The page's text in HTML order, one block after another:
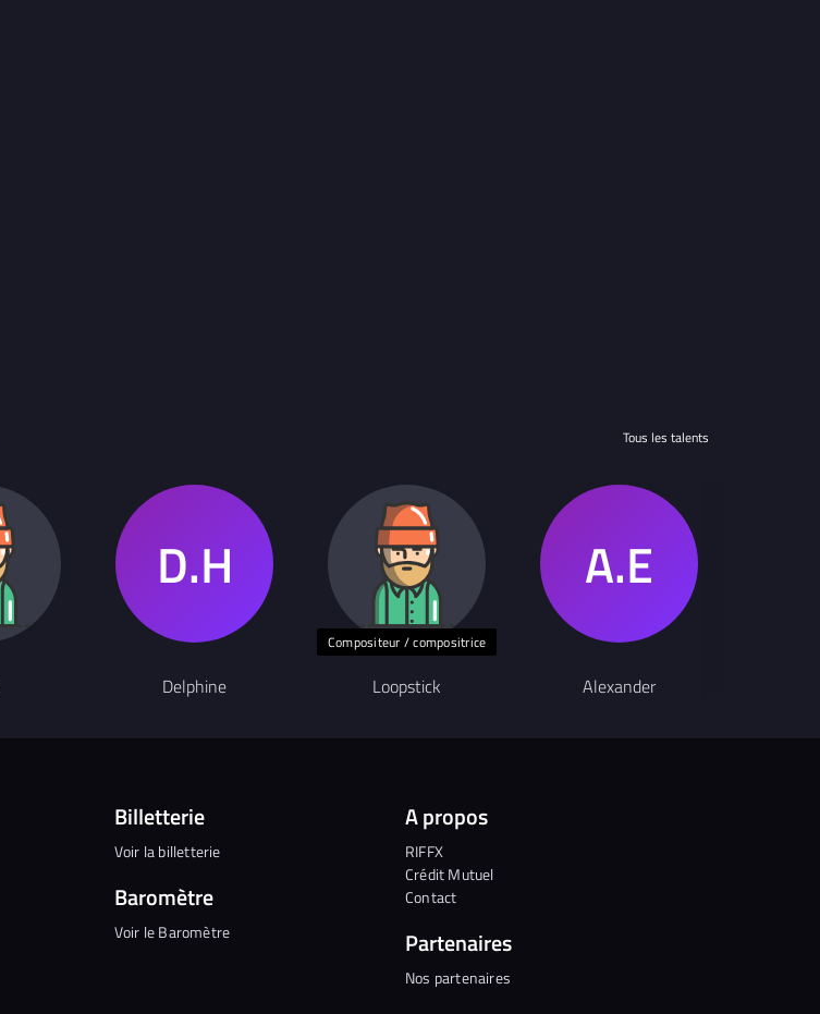
Tous les talents
Delphine
Compositeur / compositrice
Loopstick Alexander
Billetterie
Voir la billetterie
Baromètre
Voir le Baromètre
A propos
RIFFX
Crédit Mutuel
Contact
Partenaires
Nos partenaires